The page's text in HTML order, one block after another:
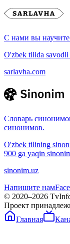
С нами вы
O'zbek tilida
sarlavha.com
Словарь
синонимов.
O'zbek tilining
900 ga yaqin
sinonim.uz
Напишите нам
© 2020–2026
Проект
Главная